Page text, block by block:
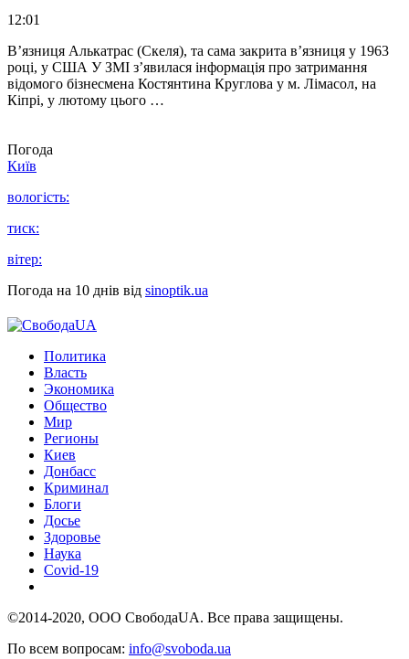
12:01
В’язниця Алькатрас (Скеля), та сама закрита в’язниця у 1963
році, у США У ЗМІ з’явилася інформація про затримання
відомого бізнесмена Костянтина Круглова у м. Лімасол, на
Кіпрі, у лютому цього …
Погода
Київ
вологість:
тиск:
вітер:
Погода на 10 днів від sinoptik.ua
Политика
Власть
Экономика
Общество
Мир
Регионы
Киев
Донбасс
Криминал
Блоги
Досье
Здоровье
Наука
Covid-19
©2014-2020, ООО СвободаUA. Все права защищены.
По всем вопросам: info@svoboda.ua